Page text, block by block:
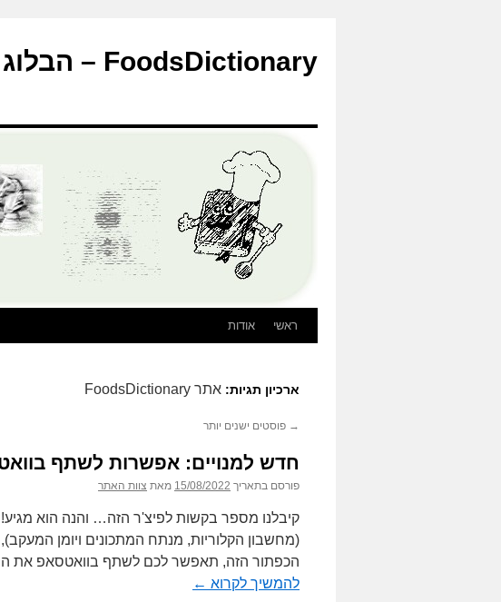
FoodsDictionary – הבלוג
ראשי אודות
ארכיון תגיות: אתר FoodsDictionary
→ פוסטים ישנים יותר
חדש למנויים: אפשרות לשתף
פורסם בתאריך 15/08/2022 מאת צוות האתר
קיבלנו מספר בקשות לפיצ'ר הזה… והנה הוא
(מחשבון הקלוריות, מנתח המתכונים ויומן
הכפתור הזה, תאפשר לכם לשתף בוואטסאפ את
להמשיך לקרוא ←